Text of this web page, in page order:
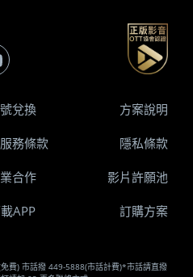
費) 市話撥 449-5888(市話計費)*市話請直撥
兌換 方案說明
務條款 隱私條款
合作 影片許願池
APP 訂購方案